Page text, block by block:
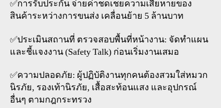
✅การรับประกัน จ่ายค่าชดเชยความเสียหายของ
สินค้าระหว่างการขนส่ง เคลื่อนย้าย 5 ล้านบาท
✅ประเมินสถานที่ ตรวจสอบพื้นที่หน้างาน: จัดทำแผน
และชี้แจงงาน (Safety Talk) ก่อนเริ่มงานเสมอ
✅ความปลอดภัย: ผู้ปฏิบัติงานทุกคนต้องสวมใส่หมวก
นิรภัย, รองเท้านิรภัย, เสื้อสะท้อนแสง และอุปกรณ์
อื่นๆ ตามกฎกระทรวง